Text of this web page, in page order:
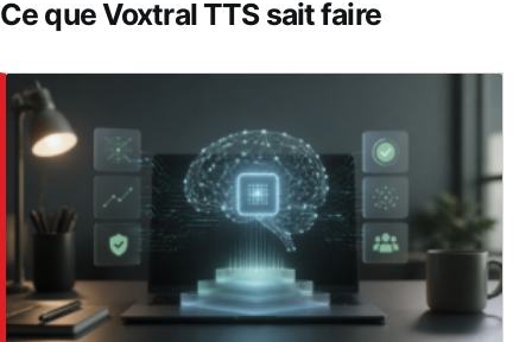
Ce que Voxtral TTS sait faire